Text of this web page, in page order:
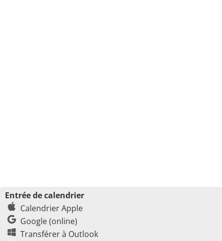
Entrée de calendrier
Calendrier Apple
Google (online)
Transférer à Outlook